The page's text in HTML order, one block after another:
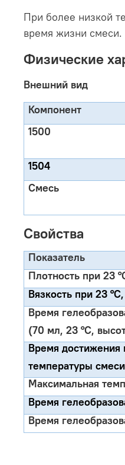
При более низкой
время жизни смеси.
Физические
Внешний вид
Компонент
1500
1504
Смесь
Свойства
Показатель
Плотность при 23
Вязкость при 23
Время
(70 мл, 23 °C,
Время достижения
температуры
Максимальная
Время
Время